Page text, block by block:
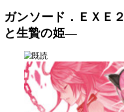
ガンソード．ＥＸ
と生贄の姫―